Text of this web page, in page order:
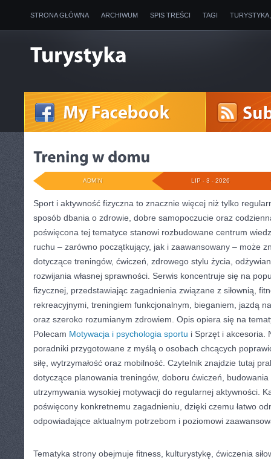
STRONA GŁÓWNA ARCHIWUM SPIS TREŚCI TAGI
LIP - 3 - 2026
ADMIN
Sport i aktywność fizyczna to znacznie więcej niż tylko
sposób dbania o zdrowie, dobre samopoczucie oraz
poświęcona tej tematyce stanowi rozbudowane centrum
ruchu – zarówno początkujący, jak i zaawansowany – może
dotyczące treningów, ćwiczeń, zdrowego stylu życia,
rozwijania własnej sprawności. Serwis koncentruje się na
fizycznej, przedstawiając zagadnienia związane z siłownią,
rekreacyjnymi, treningiem funkcjonalnym, bieganiem, jazdą
oraz szeroko rozumianym zdrowiem. Opis opiera się na
Polecam Motywacja i psychologia sportu i Sprzęt i akcesoria.
poradniki przygotowane z myślą o osobach chcących
siłę, wytrzymałość oraz mobilność. Czytelnik znajdzie tutaj
dotyczące planowania treningów, doboru ćwiczeń,
utrzymywania wysokiej motywacji do regularnej aktywności.
poświęcony konkretnemu zagadnieniu, dzięki czemu łatwo
odpowiadające aktualnym potrzebom i poziomowi
Tematyka strony obejmuje fitness, kulturystykę, ćwiczenia